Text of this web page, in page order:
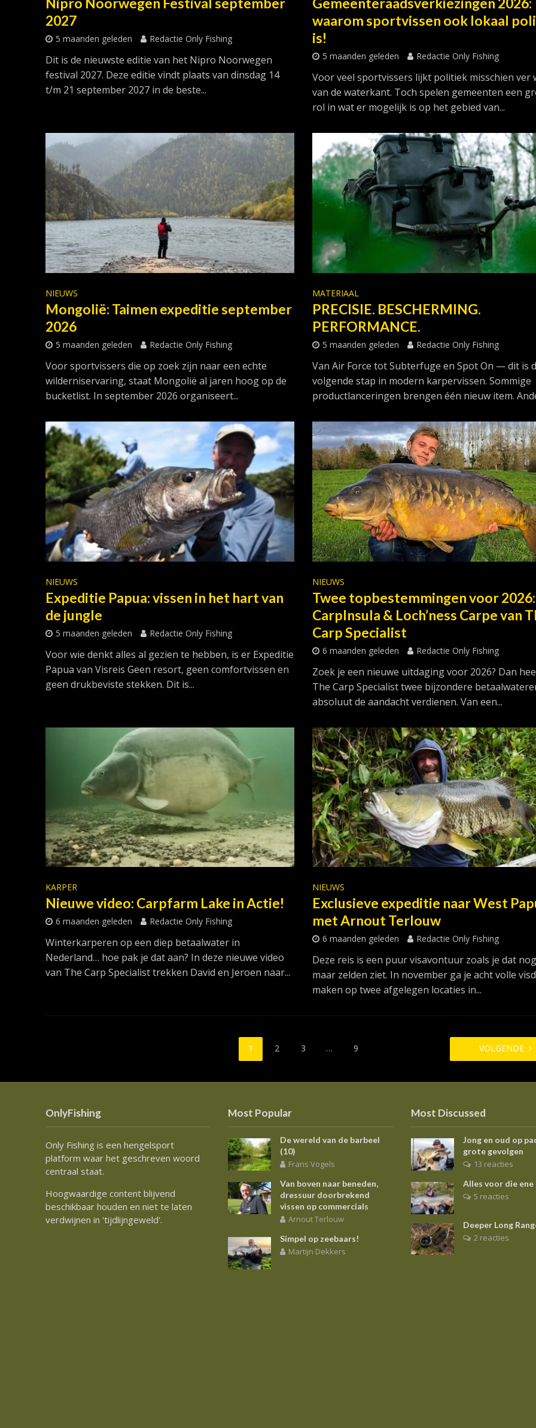
2027
5 maanden geleden Redactie Only Fishing
Dit is de nieuwste editie van het Nipro Noorwegen
festival 2027. Deze editie vindt plaats van dinsdag 14
t/m 21 september 2027 in de beste...
waarom sportvissen ook lokaal
is!
5 maanden geleden Redactie Only Fishing
Voor veel sportvissers lijkt politiek misschien ver
van de waterkant. Toch spelen gemeenten een
rol in wat er mogelijk is op het gebied van...
NIEUWS
Mongolië: Taimen expeditie september
2026
5 maanden geleden Redactie Only Fishing
Voor sportvissers die op zoek zijn naar een echte
wilderniservaring, staat Mongolië al jaren hoog op de
bucketlist. In september 2026 organiseert...
MATERIAAL
PRECISIE. BESCHERMING.
PERFORMANCE.
5 maanden geleden Redactie Only Fishing
Van Air Force tot Subterfuge en Spot On — dit is
volgende stap in modern karpervissen. Sommige
productlanceringen brengen één nieuw item.
NIEUWS
Expeditie Papua: vissen in het hart van
de jungle
5 maanden geleden Redactie Only Fishing
Voor wie denkt alles al gezien te hebben, is er Expeditie
Papua van Visreis Geen resort, geen comfortvissen en
geen drukbeviste stekken. Dit is...
NIEUWS
Twee topbestemmingen voor 2026:
CarpInsula & Loch’ness Carpe van
Carp Specialist
6 maanden geleden Redactie Only Fishing
Zoek je een nieuwe uitdaging voor 2026? Dan
The Carp Specialist twee bijzondere
absoluut de aandacht verdienen. Van een...
KARPER
Nieuwe video: Carpfarm Lake in Actie!
6 maanden geleden Redactie Only Fishing
Winterkarperen op een diep betaalwater in
Nederland… hoe pak je dat aan? In deze nieuwe video
van The Carp Specialist trekken David en Jeroen naar...
NIEUWS
Exclusieve expeditie naar West
met Arnout Terlouw
6 maanden geleden Redactie Only Fishing
Deze reis is een puur visavontuur zoals je dat nog
maar zelden ziet. In november ga je acht volle
maken op twee afgelegen locaties in...
1 2 3 … 9 VOLGENDE
OnlyFishing
Only Fishing is een hengelsport
platform waar het geschreven woord
centraal staat.
Hoogwaardige content blijvend
beschikbaar houden en niet te laten
verdwijnen in 'tijdlijngeweld'.
Most Popular
De wereld van de barbeel
(10)
Frans Vogels
Van boven naar beneden,
dressuur doorbrekend
vissen op commercials
Arnout Terlouw
Simpel op zeebaars!
Martijn Dekkers
Most Discussed
Jong en oud op
grote gevolgen
13 reacties
Alles voor die ene
5 reacties
Deeper Long
2 reacties